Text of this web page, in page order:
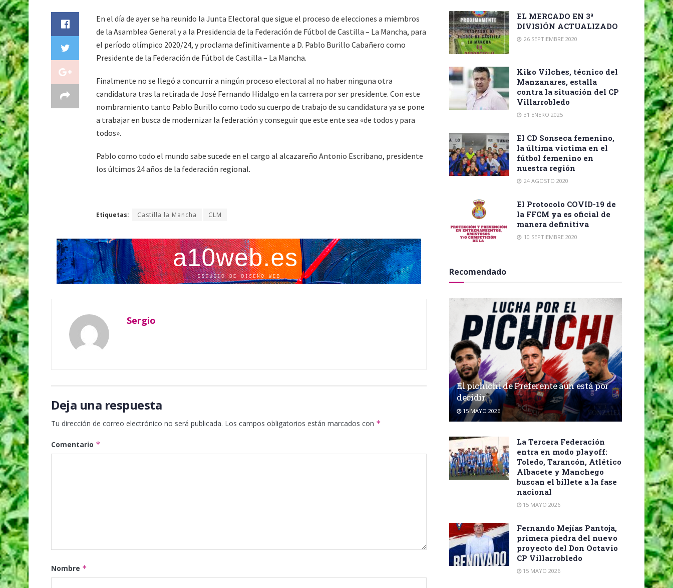
En el día de ayer se ha reunido la Junta Electoral que sigue el proceso de elecciones a miembros
de la Asamblea General y a la Presidencia de la Federación de Fútbol de Castilla – La Mancha, para
el período olímpico 2020/24, y proclama definitivamente a D. Pablo Burillo Cabañero como
Presidente de la Federación de Fútbol de Castilla – La Mancha.
Finalmente no se llegó a concurrir a ningún proceso electoral al no haber ninguna otra
candidatura tras la retirada de José Fernando Hidalgo en la carrera por ser presidente. Con este
nombramiento tanto Pablo Burillo como todo su cuerpo de trabajo de su candidatura ya se pone
a trabajar en busca de modernizar la federación y conseguir que este ente sea «de todos y para
todos».
Pablo como todo el mundo sabe sucede en el cargo al alcazareño Antonio Escribano, presidente
los últimos 24 años de la federación regional.
Etiquetas: Castilla la Mancha CLM
Sergio
Deja una respuesta
Tu dirección de correo electrónico no será publicada. Los campos obligatorios están marcados con *
Comentario *
Nombre *
EL MERCADO EN 3ª
DIVISIÓN ACTUALIZADO
26 SEPTIEMBRE 2020
Kiko Vilches, técnico del
Manzanares, estalla
contra la situación del CP
Villarrobledo
31 ENERO 2025
El CD Sonseca femenino,
la última victima en el
fútbol femenino en
nuestra región
24 AGOSTO 2020
El Protocolo COVID-19 de
la FFCM ya es oficial de
manera definitiva
10 SEPTIEMBRE 2020
Recomendado
El pichichi de Preferente aún está por
decidir
15 MAYO 2026
La Tercera Federación
entra en modo playoff:
Toledo, Tarancón, Atlético
Albacete y Manchego
buscan el billete a la fase
nacional
15 MAYO 2026
Fernando Mejías Pantoja,
primera piedra del nuevo
proyecto del Don Octavio
CP Villarrobledo
15 MAYO 2026